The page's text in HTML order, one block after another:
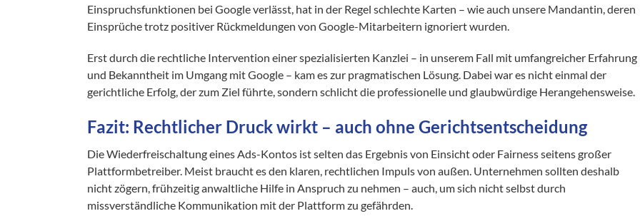
Einspruchsfunktionen bei Google verlässt, hat in der Regel schlechte Karten – wie auch unsere Mandantin, deren
Einsprüche trotz positiver Rückmeldungen von Google-Mitarbeitern ignoriert wurden.
Erst durch die rechtliche Intervention einer spezialisierten Kanzlei – in unserem Fall mit umfangreicher Erfahrung
und Bekanntheit im Umgang mit Google – kam es zur pragmatischen Lösung. Dabei war es nicht einmal der
gerichtliche Erfolg, der zum Ziel führte, sondern schlicht die professionelle und glaubwürdige Herangehensweise.
Fazit: Rechtlicher Druck wirkt – auch ohne Gerichtsentscheidung
Die Wiederfreischaltung eines Ads-Kontos ist selten das Ergebnis von Einsicht oder Fairness seitens großer
Plattformbetreiber. Meist braucht es den klaren, rechtlichen Impuls von außen. Unternehmen sollten deshalb
nicht zögern, frühzeitig anwaltliche Hilfe in Anspruch zu nehmen – auch, um sich nicht selbst durch
missverständliche Kommunikation mit der Plattform zu gefährden.